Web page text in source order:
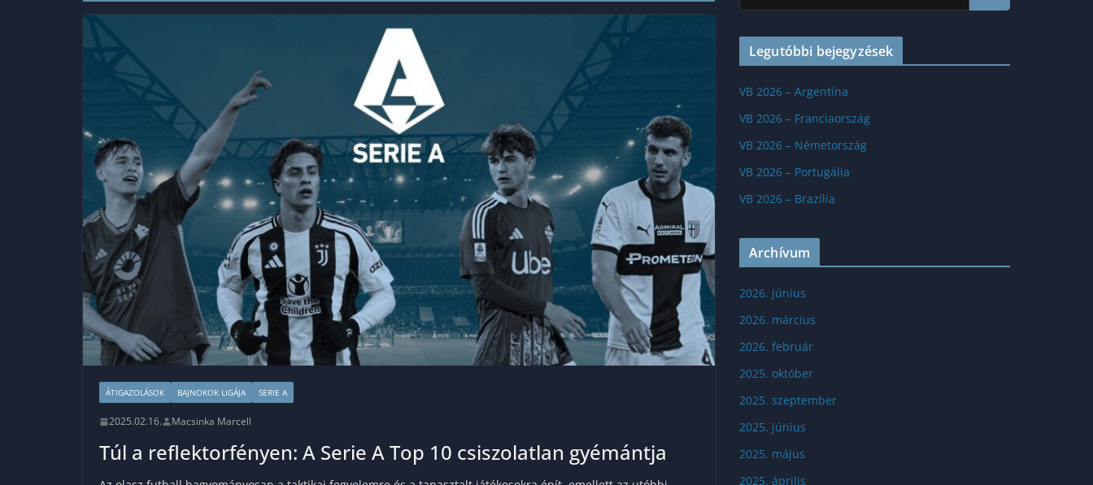
ÁTIGAZOLÁSOK BAJNOKOK LIGÁJA SERIE A
2025.02.16. Macsinka Marcell
Túl a reflektorfényen: A Serie A Top 10 csiszolatlan gyémántja
Legutóbbi bejegyzések
VB 2026 – Argentína
VB 2026 – Franciaország
VB 2026 – Németország
VB 2026 – Portugália
VB 2026 – Brazília
Archívum
2026. június
2026. március
2026. február
2025. október
2025. szeptember
2025. június
2025. május
2025. április